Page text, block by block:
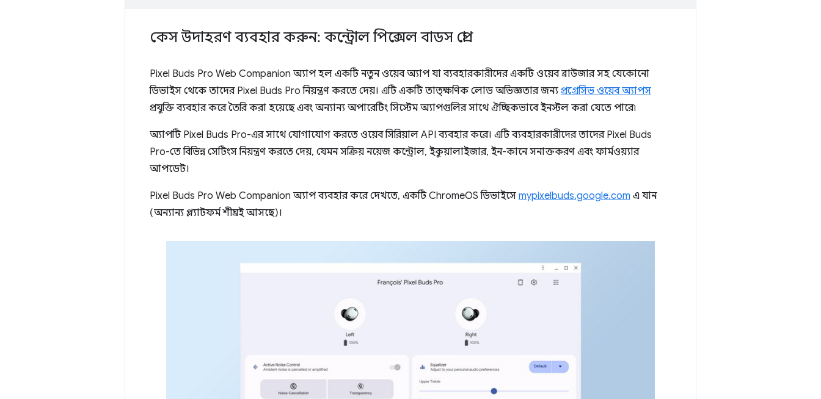
কেস উদাহরণ ব্যবহার করুন: কন্ট্রোল পিক্সেল বাডস প্রো
Pixel Buds Pro Web Companion অ্যাপ হল একটি নতুন ওয়েব অ্যাপ যা ব্যবহারকারীদের একটি ওয়েব ব্রাউজার সহ যেকোনো
ডিভাইস থেকে তাদের Pixel Buds Pro নিয়ন্ত্রণ করতে দেয়। এটি একটি তাত্ক্ষণিক লোড অভিজ্ঞতার জন্য প্রগ্রেসিভ ওয়েব অ্যাপস
প্রযুক্তি ব্যবহার করে তৈরি করা হয়েছে এবং অন্যান্য অপারেটিং সিস্টেম অ্যাপগুলির সাথে ঐচ্ছিকভাবে ইনস্টল করা যেতে পারে৷
অ্যাপটি Pixel Buds Pro-এর সাথে যোগাযোগ করতে ওয়েব সিরিয়াল API ব্যবহার করে। এটি ব্যবহারকারীদের তাদের Pixel Buds
Pro-তে বিভিন্ন সেটিংস নিয়ন্ত্রণ করতে দেয়, যেমন সক্রিয় নয়েজ কন্ট্রোল, ইকুয়ালাইজার, ইন-কানে সনাক্তকরণ এবং ফার্মওয়্যার
আপডেট।
Pixel Buds Pro Web Companion অ্যাপ ব্যবহার করে দেখতে, একটি ChromeOS ডিভাইসে mypixelbuds.google.com এ যান
(অন্যান্য প্ল্যাটফর্ম শীঘ্রই আসছে)।